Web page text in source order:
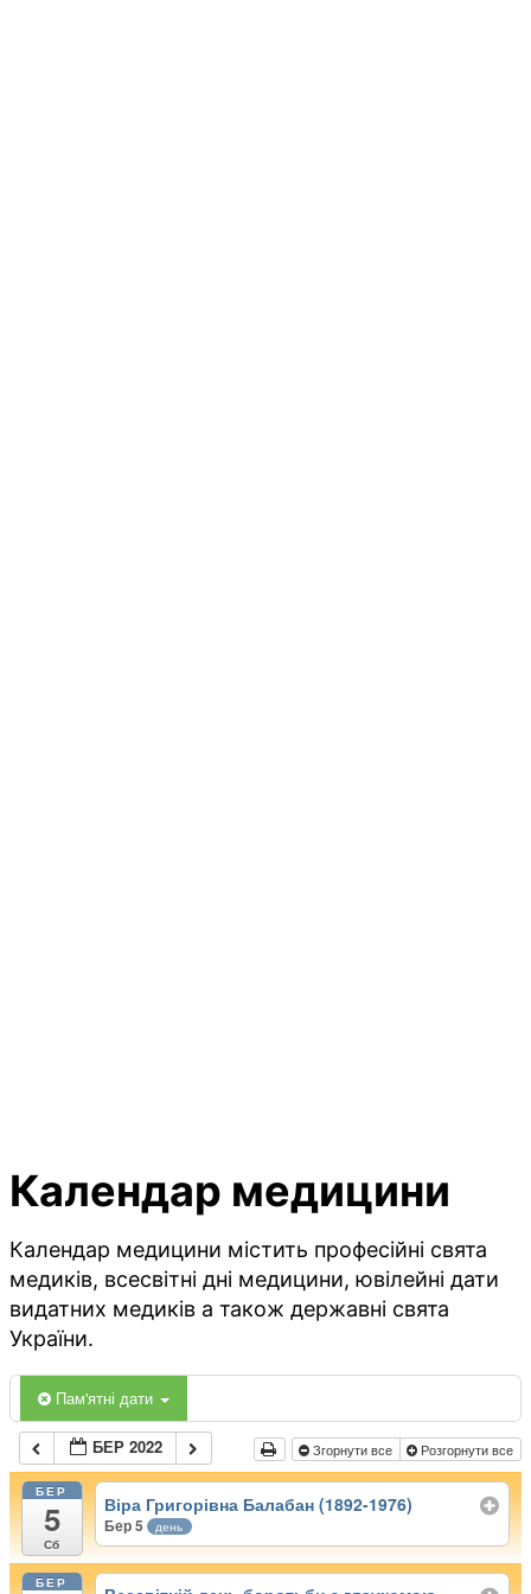
Календар медицини
Календар медицини містить професійні свята
медиків, всесвітні дні медицини, ювілейні дати
видатних медиків а також державні свята
України.
Пам'ятні дати
БЕР 2022 Згорнути все Розгорнути все
БЕР
5
Сб
Віра Григорівна Балабан (1892-1976)
Бер 5 день
БЕР